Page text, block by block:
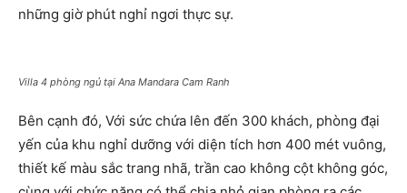
những giờ phút nghỉ ngơi thực sự.
Villa 4 phòng ngủ tại Ana Mandara Cam Ranh
Bên cạnh đó, Với sức chứa lên đến 300 khách, phòng đại
yến của khu nghỉ dưỡng với diện tích hơn 400 mét vuông,
thiết kế màu sắc trang nhã, trần cao không cột không góc,